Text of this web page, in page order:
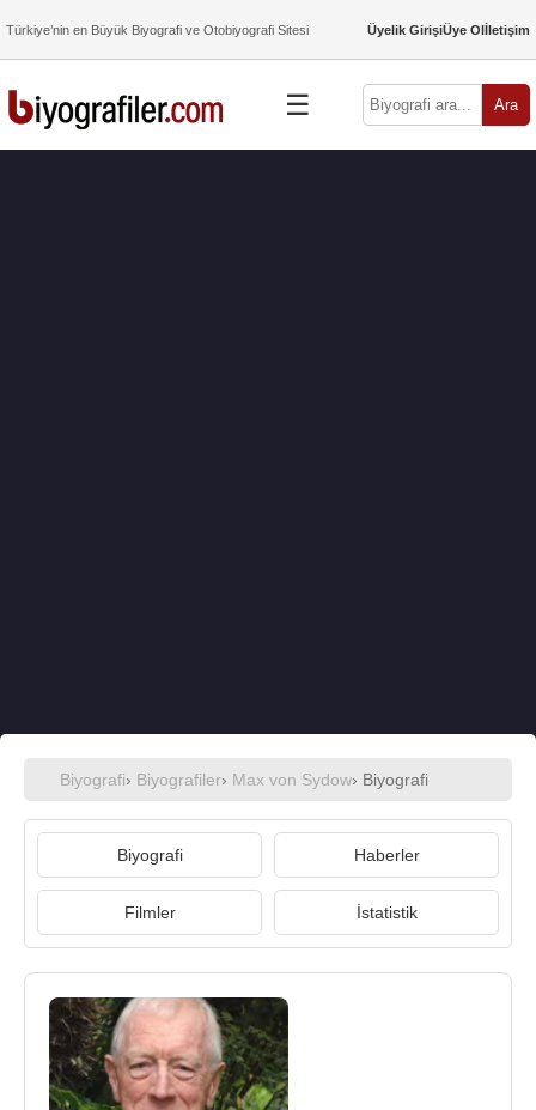
Türkiye’nin en Büyük Biyografi ve Otobiyografi Sitesi Üyelik GirişiÜye Olİletişim
☰ Ara
Biyografi› Biyografiler› Max von Sydow› Biyografi
Biyografi Haberler
Filmler İstatistik